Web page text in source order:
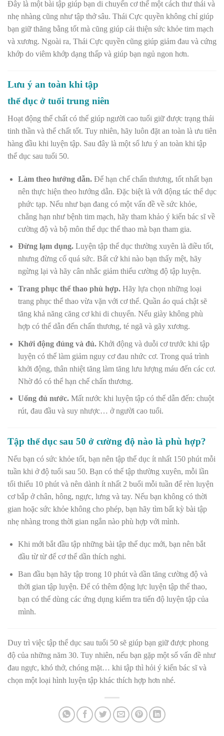
Đây là một bài tập giúp bạn di chuyển cơ thể một cách thư thái và
nhẹ nhàng cũng như tập thở sâu. Thái Cực quyền không chỉ giúp
bạn giữ thăng bằng tốt mà cũng giúp cải thiện sức khỏe tim mạch
và xương. Ngoài ra, Thái Cực quyền cũng giúp giảm đau và cứng
khớp do viêm khớp dạng thấp và giúp bạn ngủ ngon hơn.
Lưu ý an toàn khi tập
thể dục ở tuổi trung niên
Hoạt động thể chất có thể giúp người cao tuổi giữ được trạng thái
tinh thần và thể chất tốt. Tuy nhiên, hãy luôn đặt an toàn là ưu tiên
hàng đầu khi luyện tập. Sau đây là một số lưu ý an toàn khi tập
thể dục sau tuổi 50.
Làm theo hướng dẫn. Để hạn chế chấn thương, tốt nhất bạn
nên thực hiện theo hướng dẫn. Đặc biệt là với động tác thể dục
phức tạp. Nếu như bạn đang có một vấn đề về sức khỏe,
chẳng hạn như bệnh tim mạch, hãy tham khảo ý kiến bác sĩ về
cường độ và bộ môn thể dục thể thao mà bạn tham gia.
Đừng lạm dụng. Luyện tập thể dục thường xuyên là điều tốt,
nhưng đừng cố quá sức. Bất cứ khi nào bạn thấy mệt, hãy
ngừng lại và hãy cân nhắc giảm thiểu cường độ tập luyện.
Trang phục thể thao phù hợp. Hãy lựa chọn những loại
trang phục thể thao vừa vặn với cơ thể. Quần áo quá chật sẽ
tăng khả năng căng cơ khi di chuyển. Nếu giày không phù
hợp có thể dẫn đến chấn thương, té ngã và gãy xương.
Khởi động đúng và đủ. Khởi động và duỗi cơ trước khi tập
luyện có thể làm giảm nguy cơ đau nhức cơ. Trong quá trình
khởi động, thân nhiệt tăng làm tăng lưu lượng máu đến các cơ.
Nhờ đó có thể hạn chế chấn thương.
Uống đủ nước. Mất nước khi luyện tập có thể dẫn đến: chuột
rút, đau đầu và suy nhược… ở người cao tuổi.
Tập thể dục sau 50 ở cường độ nào là phù hợp?
Nếu bạn có sức khỏe tốt, bạn nên tập thể dục ít nhất 150 phút mỗi
tuần khi ở độ tuổi sau 50. Bạn có thể tập thường xuyên, mỗi lần
tối thiểu 10 phút và nên dành ít nhất 2 buổi mỗi tuần để rèn luyện
cơ bắp ở chân, hông, ngực, lưng và tay. Nếu bạn không có thời
gian hoặc sức khỏe không cho phép, bạn hãy tìm bất kỳ bài tập
nhẹ nhàng trong thời gian ngắn nào phù hợp với mình.
Khi mới bắt đầu tập những bài tập thể dục mới, bạn nên bắt
đầu từ từ để cơ thể dần thích nghi.
Ban đầu bạn hãy tập trong 10 phút và dần tăng cường độ và
thời gian tập luyện. Để có thêm động lực luyện tập thể thao,
bạn có thể dùng các ứng dụng kiểm tra tiến độ luyện tập của
mình.
Duy trì việc tập thể dục sau tuổi 50 sẽ giúp bạn giữ được phong
độ của những năm 30. Tuy nhiên, nếu bạn gặp một số vấn đề như
đau ngực, khó thở, chóng mặt… khi tập thì hỏi ý kiến bác sĩ và
chọn một loại hình luyện tập khác thích hợp hơn nhé.